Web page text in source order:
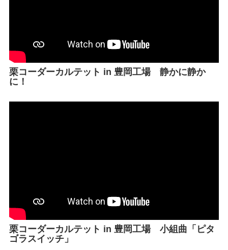
栗コーダーカルテット in 豊岡工場 静かに静か
に！
栗コーダーカルテット in 豊岡工場 小組曲「ピタ
ゴラスイッチ」